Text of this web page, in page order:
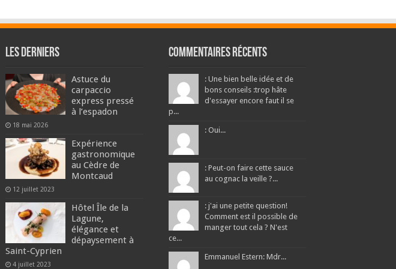
Les derniers
Astuce du
carpaccio
express pressé
à l’espadon
18 mai 2026
Expérience
gastronomique
au Cèdre de
Montcaud
12 juillet 2023
Hôtel Île de la
Lagune,
élégance et
dépaysement à
Saint-Cyprien
4 juillet 2023
Commentaires récents
: Une bien belle idée et de
bons conseils :trop hâte
d'essayer encore faut il se
p...
: Oui...
: Peut-on faire cette sauce
au cognac la veille ?...
: j'ai une petite question!
Comment est il possible de
manger tout cela ? N'est
ce...
Emmanuel Estern: Mdr...